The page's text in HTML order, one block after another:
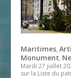
Maritimes,
Monument,
Mardi 27 juillet
sur la Liste du